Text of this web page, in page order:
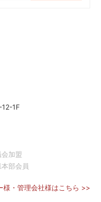
1F
会加盟
部会員
様・管理会社様はこちら >>